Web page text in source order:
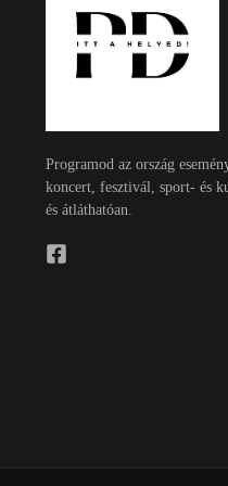
Programod az ország
koncert, fesztivál, sport- és
és átláthatóan.